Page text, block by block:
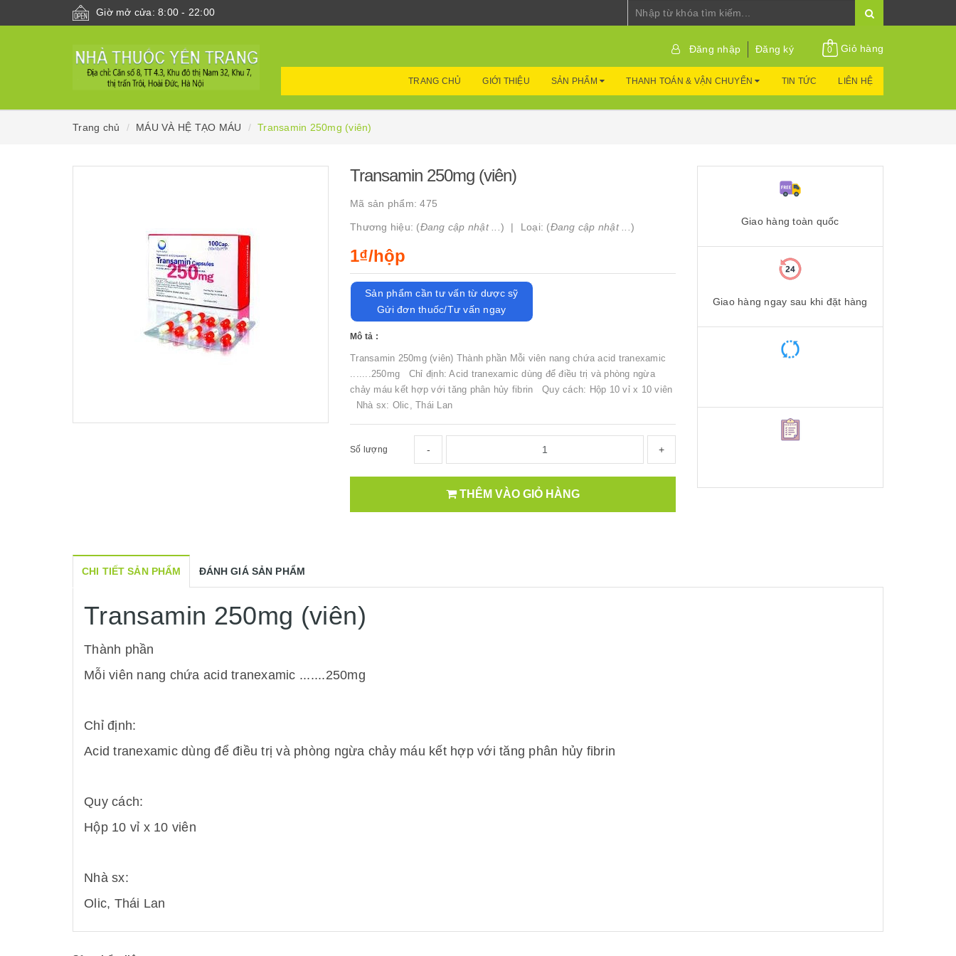
Giờ mở cửa: 8:00 - 22:00
Đăng nhập Đăng ký 0 Giỏ hàng
TRANG CHỦ GIỚI THIỆU SẢN PHẨM THANH TOÁN & VẬN CHUYỂN TIN TỨC LIÊN HỆ
Trang chủ MÁU VÀ HỆ TẠO MÁU Transamin 250mg (viên)
Transamin 250mg (viên)
Mã sản phẩm:475
Thương hiệu: (Đang cập nhật ... ) Loại: (Đang cập nhật ... )
1₫/hộp
Sản phẩm cần tư vấn từ dược sỹ
Gửi đơn thuốc/Tư vấn ngay
Mô tả :
Transamin 250mg (viên) Thành phần Mỗi viên nang chứa acid tranexamic
.......250mg Chỉ định: Acid tranexamic dùng để điều trị và phòng ngừa
chảy máu kết hợp với tăng phân hủy fibrin Quy cách: Hộp 10 vỉ x 10 viên
Nhà sx: Olic, Thái Lan
Số lượng - +
THÊM VÀO GIỎ HÀNG
Giao hàng toàn quốc
Giao hàng ngay sau khi đặt hàng
CHI TIẾT SẢN PHẨM ĐÁNH GIÁ SẢN PHẨM
Transamin 250mg (viên)
Thành phần
Mỗi viên nang chứa acid tranexamic .......250mg
Chỉ định:
Acid tranexamic dùng để điều trị và phòng ngừa chảy máu kết hợp với tăng phân hủy fibrin
Quy cách:
Hộp 10 vỉ x 10 viên
Nhà sx:
Olic, Thái Lan